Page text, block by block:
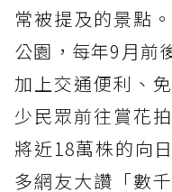
常被提及的景點
公園，每年9月前
加上交通便利、
少民眾前往賞花
將近18萬株的向
多網友大讚「數